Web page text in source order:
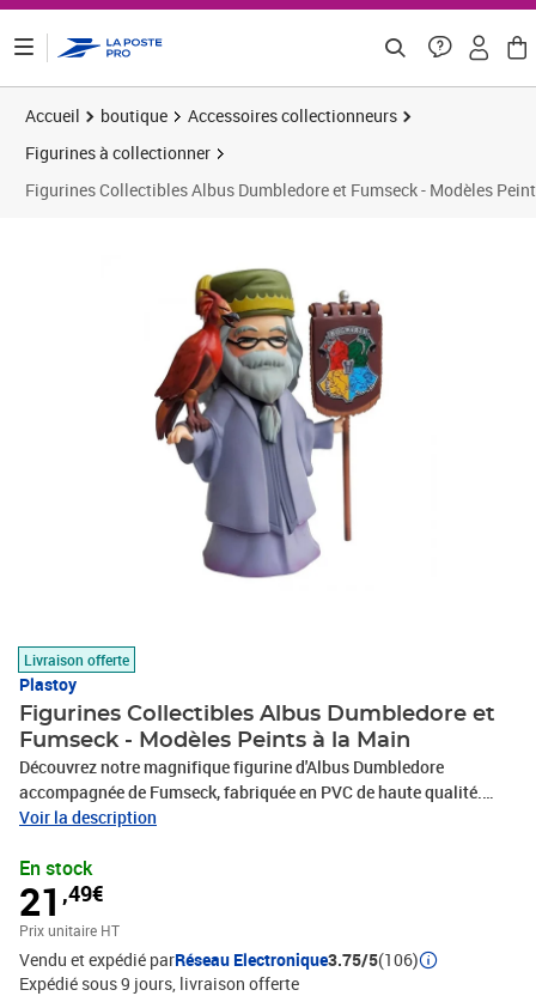
Accueil boutique
Accessoires collectionneurs
Figurines à collectionner
Figurines Collectibles Albus Dumbledore et Fumseck - Modèles
Livraison offerte
Plastoy
Figurines Collectibles Albus Dumbledore et
Fumseck - Modèles Peints à la Main
Découvrez notre magnifique figurine d'Albus Dumbledore
accompagnée de Fumseck, fabriquée en PVC de haute qualité.
Chaque pièce mesure environ 15 cm et est soigneusement peinte à
Ce modèle sous licence officielle est un ajout parfait pour les
collectionneurs et les fans de l'univers magique de Harry Potter.
Ajoutez une touche de magie à votre décoration ou offrez-le en
cadeau à un passionné de la saga.
Voir la description
En stock
21 ,49€
Prix unitaire HT
Vendu et expédié parRéseau Electronique3.75/5(106)
Expédié sous 9 jours livraison offerte